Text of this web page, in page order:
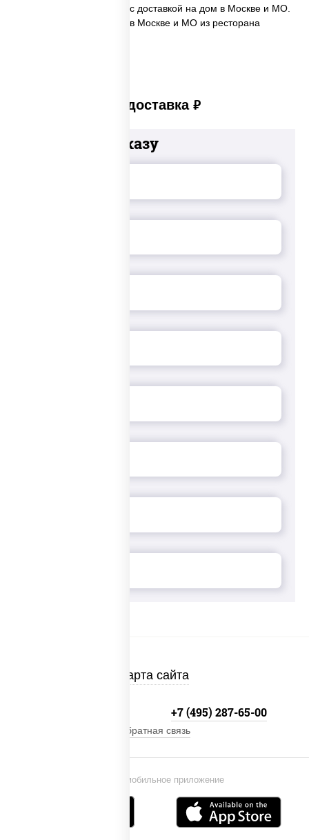
✅ Пицца Жульетта мини с доставкой на дом в Москве и МО.
✅ Пицца Жульетта мини в Москве и МО из ресторана
Платная доставка руб
Добавьте к заказу
Карта сайта
Установи мобильное приложение
+7 (495) 287-65-00
Обратная связь